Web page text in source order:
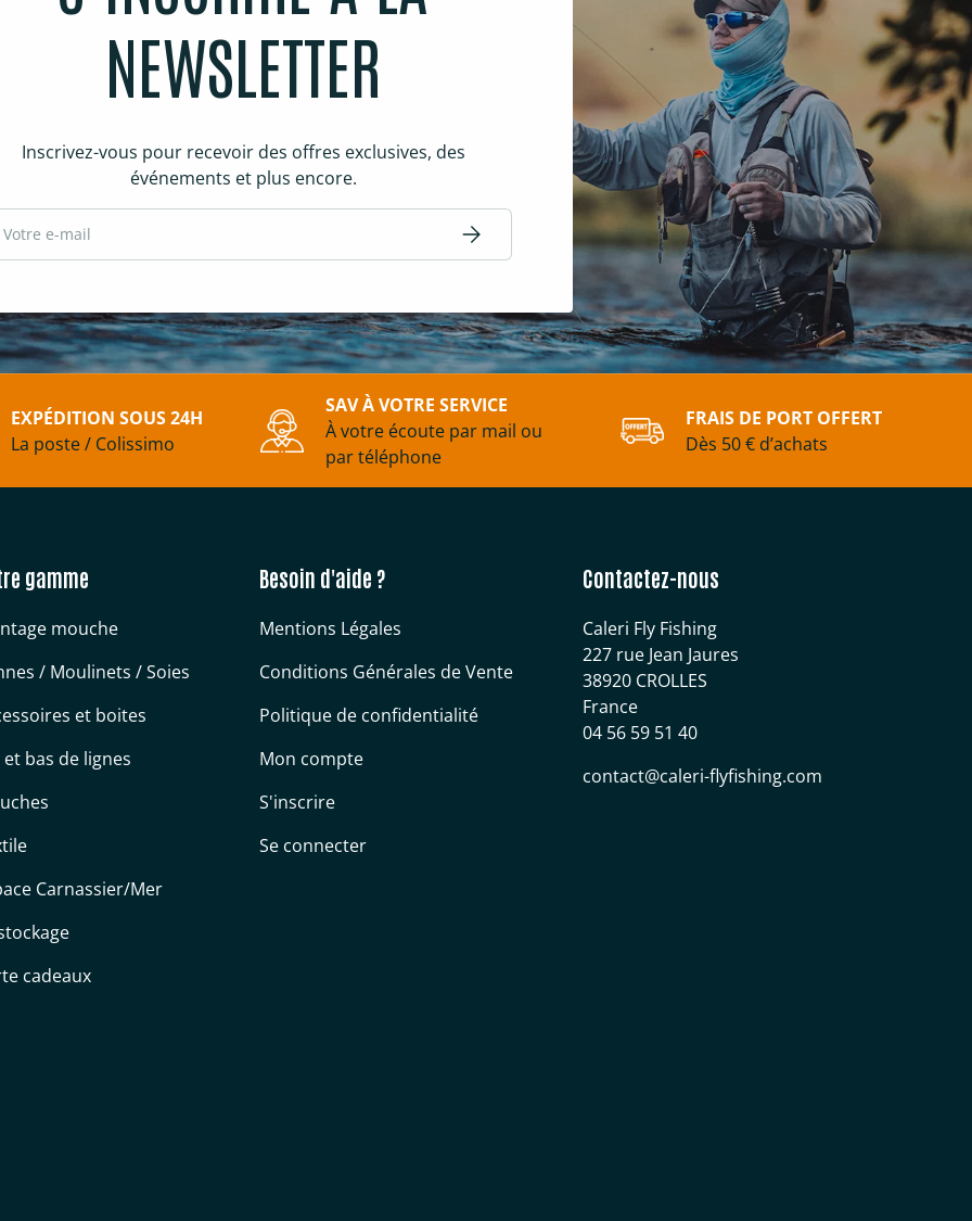
NEWSLETTER
Inscrivez-vous pour recevoir des offres exclusives, des
événements et plus encore.
S’inscrire
EXPÉDITION SOUS 24H
La poste / Colissimo
SAV À VOTRE SERVICE
À votre écoute par mail ou
par téléphone
FRAIS DE PORT OFFERT
Dès 50 € d’achats
gamme
mouche
/ Moulinets / Soies
et boites
et bas de lignes
Carnassier/Mer
cadeaux
Besoin d'aide ?
Mentions Légales
Conditions Générales de Vente
Politique de confidentialité
Mon compte
S'inscrire
Se connecter
Contactez-nous
Caleri Fly Fishing
227 rue Jean Jaures
38920 CROLLES
France
04 56 59 51 40
contact@caleri-flyfishing.com